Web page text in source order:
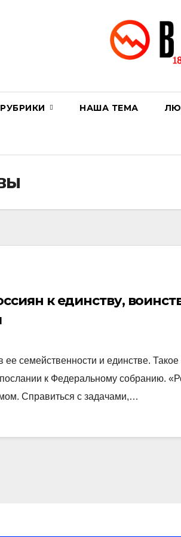
РУБРИКИ НАША ТЕМА
к единству,
ее семейственности и единстве.
к Федеральному собранию.
Справиться с задачами,…